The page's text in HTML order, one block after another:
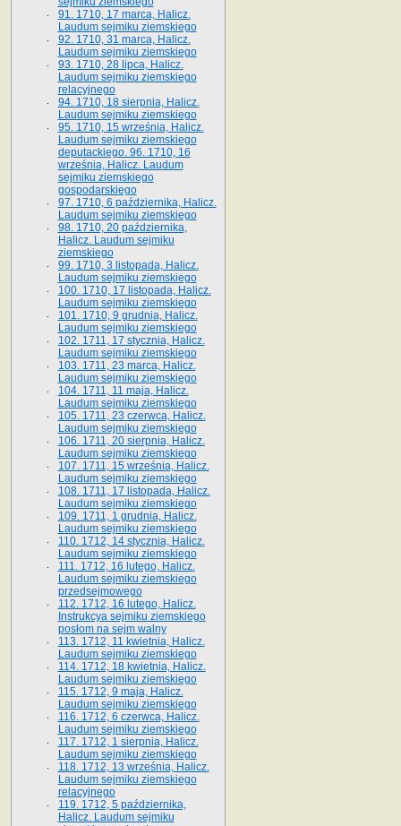
91. 1710, 17 marca, Halicz.
Laudum sejmiku ziemskiego
92. 1710, 31 marca, Halicz.
Laudum sejmiku ziemskiego
93. 1710, 28 lipca, Halicz.
Laudum sejmiku ziemskiego
relacyjnego
94. 1710, 18 sierpnia, Halicz.
Laudum sejmiku ziemskiego
95. 1710, 15 września, Halicz.
Laudum sejmiku ziemskiego
deputackiego. 96. 1710, 16
września, Halicz. Laudum
sejmiku ziemskiego
gospodarskiego
97. 1710, 6 października, Halicz.
Laudum sejmiku ziemskiego
98. 1710, 20 października,
Halicz. Laudum sejmiku
ziemskiego
99. 1710, 3 listopada, Halicz.
Laudum sejmiku ziemskiego
100. 1710, 17 listopada, Halicz.
Laudum sejmiku ziemskiego
101. 1710, 9 grudnia, Halicz.
Laudum sejmiku ziemskiego
102. 1711, 17 stycznia, Halicz.
Laudum sejmiku ziemskiego
103. 1711, 23 marca, Halicz.
Laudum sejmiku ziemskiego
104. 1711, 11 maja, Halicz.
Laudum sejmiku ziemskiego
105. 1711, 23 czerwca, Halicz.
Laudum sejmiku ziemskiego
106. 1711, 20 sierpnia, Halicz.
Laudum sejmiku ziemskiego
107. 1711, 15 września, Halicz.
Laudum sejmiku ziemskiego
108. 1711, 17 listopada, Halicz.
Laudum sejmiku ziemskiego
109. 1711, 1 grudnia, Halicz.
Laudum sejmiku ziemskiego
110. 1712, 14 stycznia, Halicz.
Laudum sejmiku ziemskiego
111. 1712, 16 lutego, Halicz.
Laudum sejmiku ziemskiego
przedsejmowego
112. 1712, 16 lutego, Halicz.
Instrukcya sejmiku ziemskiego
posłom na sejm walny
113. 1712, 11 kwietnia, Halicz.
Laudum sejmiku ziemskiego
114. 1712, 18 kwietnia, Halicz.
Laudum sejmiku ziemskiego
115. 1712, 9 maja, Halicz.
Laudum sejmiku ziemskiego
116. 1712, 6 czerwca, Halicz.
Laudum sejmiku ziemskiego
117. 1712, 1 sierpnia, Halicz.
Laudum sejmiku ziemskiego
118. 1712, 13 września, Halicz.
Laudum sejmiku ziemskiego
relacyjnego
119. 1712, 5 października,
Halicz. Laudum sejmiku